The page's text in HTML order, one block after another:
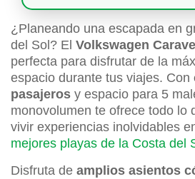
¿Planeando una escapada en
del Sol? El Volkswagen
perfecta para disfrutar de la
espacio durante tus viajes. Con
pasajeros y espacio para 5
monovolumen te ofrece todo lo
vivir experiencias inolvidables
mejores playas de la Costa del
Disfruta de amplios asientos